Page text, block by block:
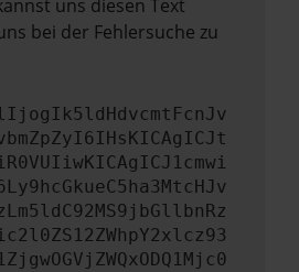
uns diesen Text
bei der Fehlersuche zu